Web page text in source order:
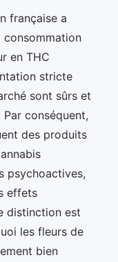
française a
en THC
stricte
sont sûrs et
conséquent,
des produits
psychoactives,
effets
distinction est
les fleurs de
bien